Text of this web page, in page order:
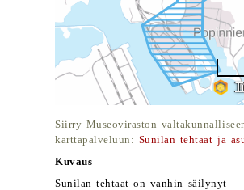
Siirry Museoviraston
karttapalveluun: Sunilan tehtaat ja
Kuvaus
Sunilan tehtaat on vanhin säilynyt